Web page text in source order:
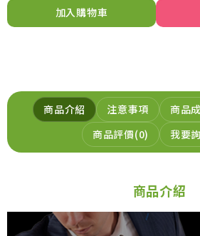
加入
加入購物車
商品介紹 注意事項 商品
商品評價 0 我要
商品介紹